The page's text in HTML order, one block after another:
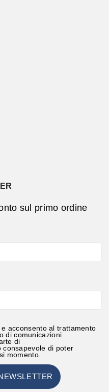
sul primo ordine
acconsento al trattamento
di comunicazioni
di
consapevole di poter
momento.